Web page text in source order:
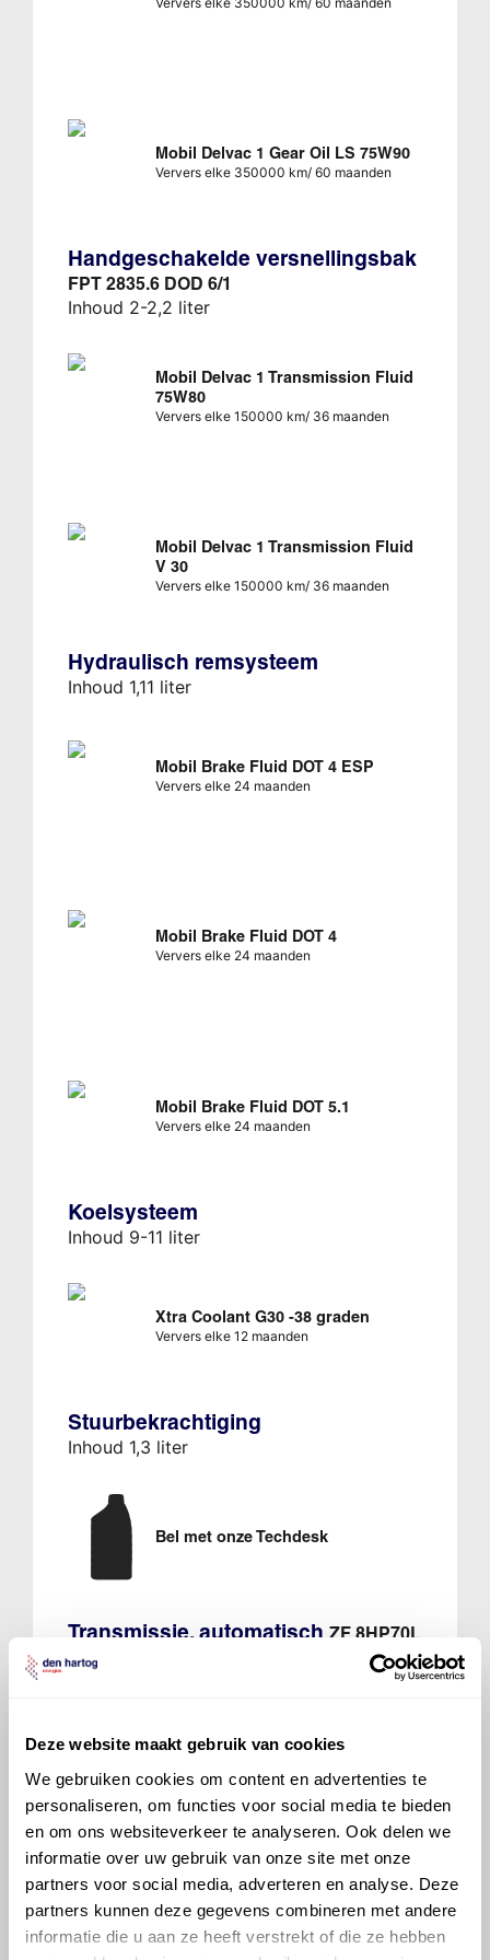
Deze website maakt gebruik van cookies
We gebruiken cookies om content en advertenties te
personaliseren, om functies voor social media te bieden
en om ons websiteverkeer te analyseren. Ook delen we
informatie over uw gebruik van onze site met onze
partners voor social media, adverteren en analyse. Deze
partners kunnen deze gegevens combineren met andere
informatie die u aan ze heeft verstrekt of die ze hebben
Mobil Delvac 1 Gear Oil LS 75W90
Ververs elke 350000 km/ 60 maanden
Handgeschakelde versnellingsbak
FPT 2835.6 DOD 6/1
Inhoud 2-2,2 liter
Mobil Delvac 1 Transmission Fluid
75W80
Ververs elke 150000 km/ 36 maanden
Mobil Delvac 1 Transmission Fluid
V 30
Ververs elke 150000 km/ 36 maanden
Hydraulisch remsysteem
Inhoud 1,11 liter
Mobil Brake Fluid DOT 4 ESP
Ververs elke 24 maanden
Mobil Brake Fluid DOT 4
Ververs elke 24 maanden
Mobil Brake Fluid DOT 5.1
Ververs elke 24 maanden
Koelsysteem
Inhoud 9-11 liter
Xtra Coolant G30 -38 graden
Ververs elke 12 maanden
Stuurbekrachtiging
Inhoud 1,3 liter
Bel met onze Techdesk
Transmissie, automatisch ZF 8HP70L
8/1
700 ATF 6008
Ververs elke 200000 km